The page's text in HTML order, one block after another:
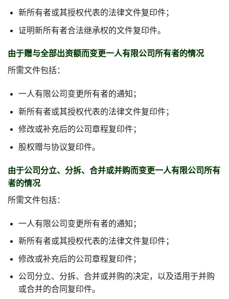
新所有者或其授权代表的法律文件复印件；
证明新所有者合法继承权的文件复印件。
由于赠与全部出资额而变更一人有限公司所有者的情况
所需文件包括：
一人有限公司变更所有者的通知；
新所有者或其授权代表的法律文件复印件；
修改或补充后的公司章程复印件；
股权赠与协议复印件。
由于公司分立、分拆、合并或并购而变更一人有限公司所有
者的情况
所需文件包括：
一人有限公司变更所有者的通知；
新所有者或其授权代表的法律文件复印件；
修改或补充后的公司章程复印件；
公司分立、分拆、合并或并购的决定，以及适用于并购
或合并的合同复印件。